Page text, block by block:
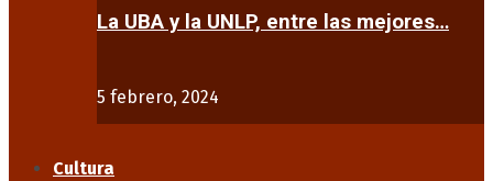
La UBA y la UNLP, entre las mejores…
5 febrero, 2024
Cultura